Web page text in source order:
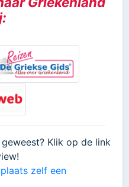
Klik op de link
zelf een